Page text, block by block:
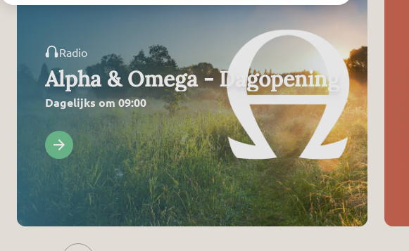
Radio
Alpha & Omega - Dagopening
Dagelijks om 09:00